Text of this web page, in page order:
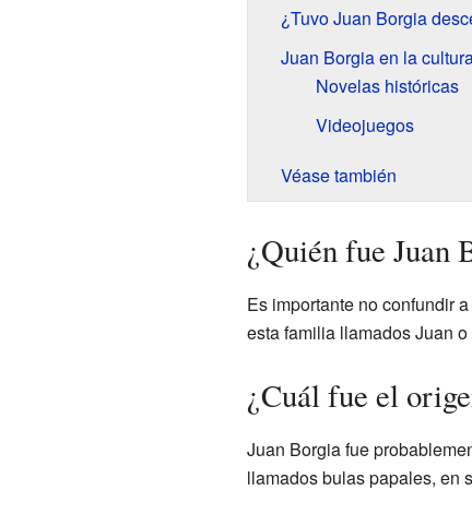
¿Tuvo Juan Borgia
Juan Borgia en la
Novelas históricas
Videojuegos
Véase también
¿Quién fue Juan
Es importante no confundir
esta familia llamados Juan
¿Cuál fue el
Juan Borgia fue
llamados bulas papales, en